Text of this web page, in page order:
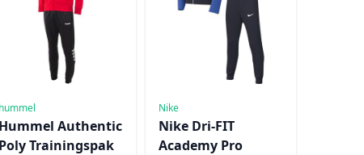
hummel
Hummel Authentic
Poly Trainingspak
Nike
Nike Dri-FIT
Academy Pro